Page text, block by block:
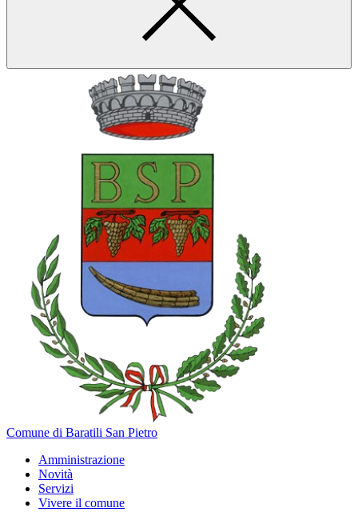
Comune di Baratili San Pietro
Amministrazione
Novità
Servizi
Vivere il comune